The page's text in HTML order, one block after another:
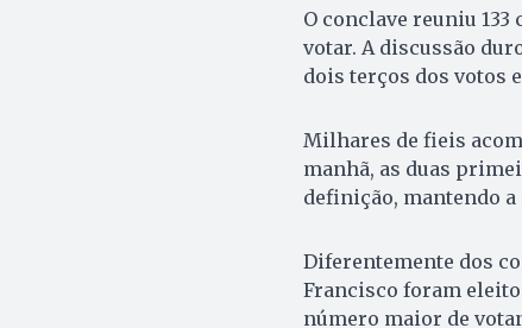
O conclave reuniu
votar. A discussão
dois terços dos votos
Milhares de fieis
manhã, as duas
definição, mantendo a
Diferentemente dos
Francisco foram
número maior de